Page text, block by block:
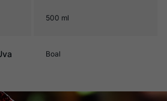
500 ml
Boal